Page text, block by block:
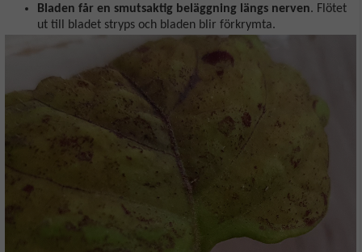
Bladen får en smutsaktig beläggning längs nerven. Flötet
ut till bladet stryps och bladen blir förkrymta.